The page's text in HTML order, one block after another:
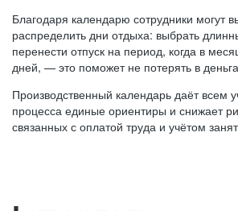
Благодаря календарю сотрудники могут
распределить дни отдыха: выбрать
перенести отпуск на период, когда в
дней, — это поможет не потерять в
Производственный календарь даёт всем
процесса единые ориентиры и снижает
связанных с оплатой труда и учётом